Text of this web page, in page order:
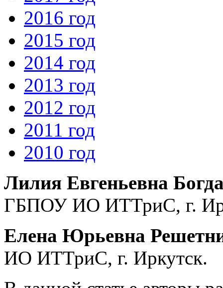
2016 год
2015 год
2014 год
2013 год
2012 год
2011 год
2010 год
Лилия Евгеньевна
ГБПОУ ИО ИТТриС, г.
Елена Юрьевна
ИО ИТТриС, г. Иркутск.